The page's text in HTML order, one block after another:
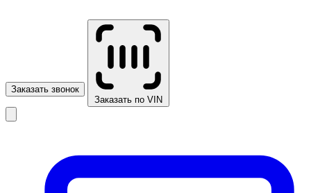
Заказать звонок
Заказать по VIN